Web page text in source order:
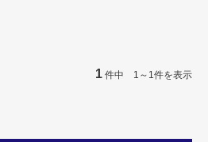
1 件中 1～1件を表示